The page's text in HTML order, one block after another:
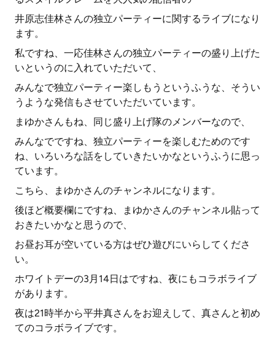
井原志佳林さんの独立パーティーに関するライブになり
ます。
私ですね、一応佳林さんの独立パーティーの盛り上げた
いというのに入れていただいて、
みんなで独立パーティー楽しもうというふうな、そうい
うような発信もさせていただいています。
まゆかさんもね、同じ盛り上げ隊のメンバーなので、
みんなでですね、独立パーティーを楽しむためのです
ね、いろいろな話をしていきたいかなというふうに思っ
ています。
こちら、まゆかさんのチャンネルになります。
後ほど概要欄にですね、まゆかさんのチャンネル貼って
おきたいかなと思うので、
お昼お耳が空いている方はぜひ遊びにいらしてくださ
い。
ホワイトデーの3月14日はですね、夜にもコラボライブ
があります。
夜は21時半から平井真さんをお迎えして、真さんと初め
てのコラボライブです。